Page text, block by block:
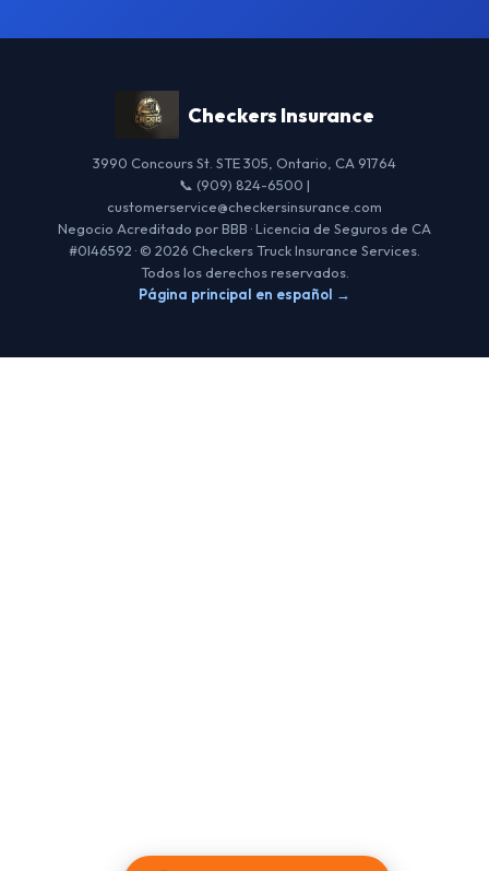
Checkers Insurance
3990 Concours St. STE 305, Ontario, CA 91764
📞 (909) 824-6500 |
customerservice@checkersinsurance.com
Negocio Acreditado por BBB · Licencia de Seguros de CA
#0I46592 · © 2026 Checkers Truck Insurance Services.
Todos los derechos reservados.
Página principal en español →